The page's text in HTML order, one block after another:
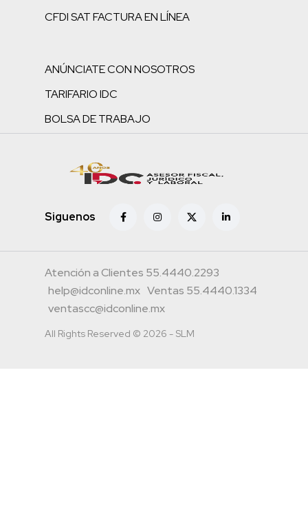
CFDI SAT FACTURA EN LÍNEA
ANÚNCIATE CON NOSOTROS
TARIFARIO IDC
BOLSA DE TRABAJO
Siguenos
Atención a Clientes 55.4440.2293
help@idconline.mx Ventas 55.4440.1334
ventascc@idconline.mx
All Rights Reserved © 2026 - SLM